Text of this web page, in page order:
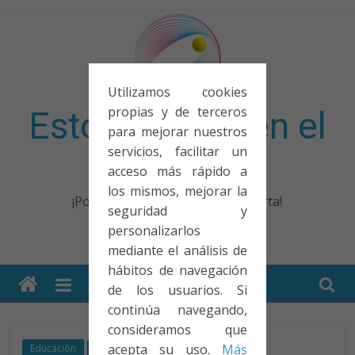
Utilizamos cookies
propias y de terceros
para mejorar nuestros
servicios, facilitar un
acceso más rápido a
los mismos, mejorar la
seguridad y
personalizarlos
mediante el análisis de
hábitos de navegación
de los usuarios. Si
continúa navegando,
consideramos que
acepta su uso. Más
Esto no entra en el
examen
¡Porque no solo el examen importa!
Educación Evaluaciones PISA Reflexión